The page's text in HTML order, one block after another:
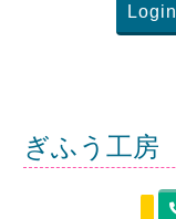
Login
ぎふう工房